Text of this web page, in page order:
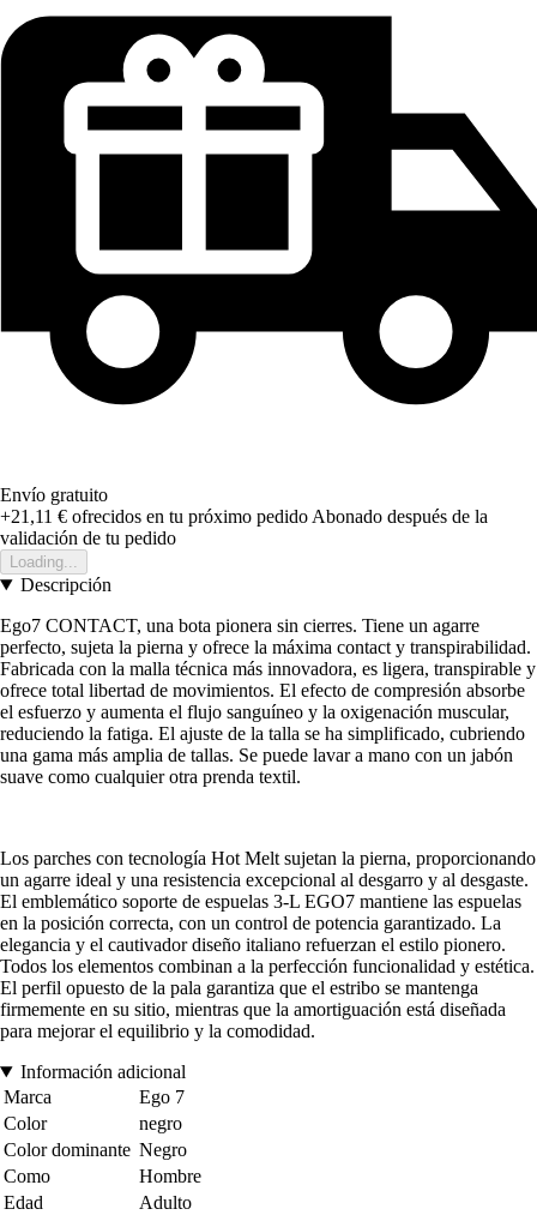
Envío gratuito
+21,11 € ofrecidos en tu próximo pedido Abonado después de la
validación de tu pedido
Loading...
Descripción
Ego7 CONTACT, una bota pionera sin cierres. Tiene un agarre
perfecto, sujeta la pierna y ofrece la máxima contact y transpirabilidad.
Fabricada con la malla técnica más innovadora, es ligera, transpirable y
ofrece total libertad de movimientos. El efecto de compresión absorbe
el esfuerzo y aumenta el flujo sanguíneo y la oxigenación muscular,
reduciendo la fatiga. El ajuste de la talla se ha simplificado, cubriendo
una gama más amplia de tallas. Se puede lavar a mano con un jabón
suave como cualquier otra prenda textil.
Los parches con tecnología Hot Melt sujetan la pierna, proporcionando
un agarre ideal y una resistencia excepcional al desgarro y al desgaste.
El emblemático soporte de espuelas 3-L EGO7 mantiene las espuelas
en la posición correcta, con un control de potencia garantizado. La
elegancia y el cautivador diseño italiano refuerzan el estilo pionero.
Todos los elementos combinan a la perfección funcionalidad y estética.
El perfil opuesto de la pala garantiza que el estribo se mantenga
firmemente en su sitio, mientras que la amortiguación está diseñada
para mejorar el equilibrio y la comodidad.
Información adicional
Marca
Ego 7
Color
negro
Color dominante Negro
Como
Hombre
Edad
Adulto